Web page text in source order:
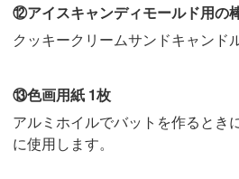
⑫アイスキャンディモールド用の
クッキークリームサンドキャンド
⑬色画用紙 1枚
アルミホイルでバットを作るとき
に使用します。